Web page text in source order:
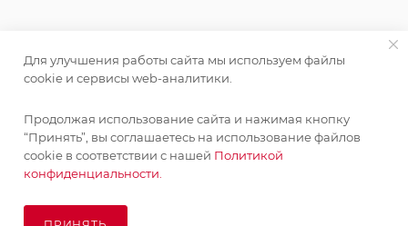
©КупиКашпо 2017-2026
Для улучшения работы сайта мы используем файлы
cookie и сервисы web-аналитики.
Продолжая использование сайта и нажимая кнопку
“Принять”, вы соглашаетесь на использование файлов
cookie в соответствии с нашей Политикой
конфиденциальности.